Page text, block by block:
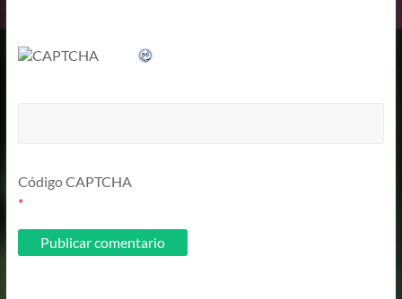
Código CAPTCHA
*